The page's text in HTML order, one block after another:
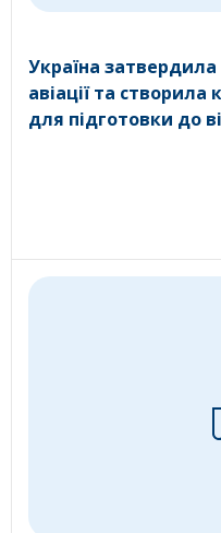
Україна затвердила
авіації та
для підготовки до